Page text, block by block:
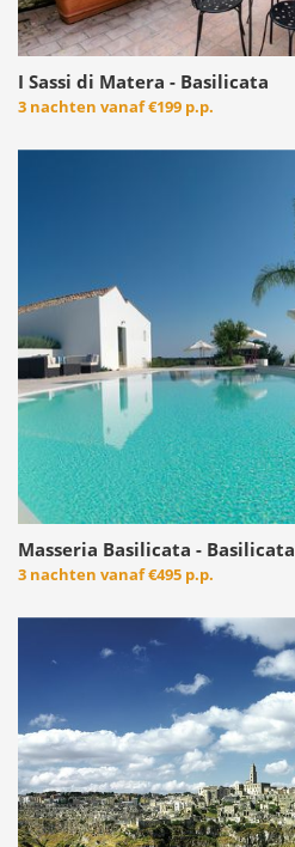
I Sassi di Matera - Basilicata
3 nachten vanaf€199 p.p.
Masseria Basilicata - Basilicata
3 nachten vanaf€495 p.p.